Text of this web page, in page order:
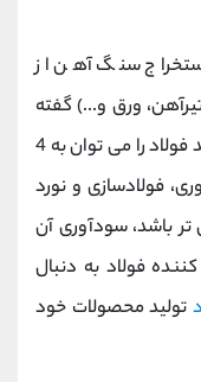
سنگ آهن از
ورق و...) گفته
می شود و به طور کلی مراحل زنجیره تولید فولاد را می توان به 4
فولادسازی و نورد
باشد، سودآوری آن
فولاد به دنبال
تولید محصولات خود